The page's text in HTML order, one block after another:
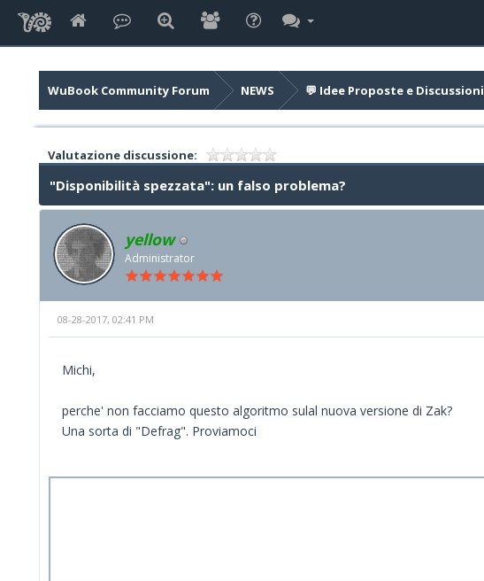
WuBook Community Forum NEWS 💬 Idee Proposte e Discussioni
Valutazione discussione:
"Disponibilità spezzata": un falso problema?
yellow
Administrator
08-28-2017, 02:41 PM
Michi,
perche' non facciamo questo algoritmo sulal nuova versione di Zak?
Una sorta di "Defrag". Proviamoci